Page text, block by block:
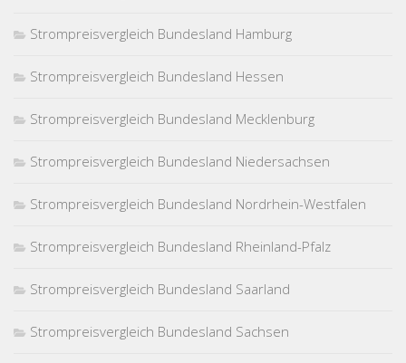
Strompreisvergleich Bundesland Hamburg
Strompreisvergleich Bundesland Hessen
Strompreisvergleich Bundesland Mecklenburg
Strompreisvergleich Bundesland Niedersachsen
Strompreisvergleich Bundesland Nordrhein-Westfalen
Strompreisvergleich Bundesland Rheinland-Pfalz
Strompreisvergleich Bundesland Saarland
Strompreisvergleich Bundesland Sachsen